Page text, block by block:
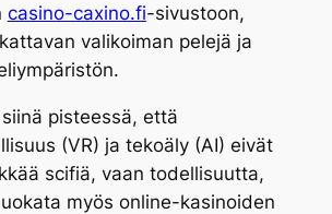
casino-caxino.fi-sivustoon,
valikoiman pelejä ja
pisteessä, että
(VR) ja tekoäly (AI) eivät
scifiä, vaan todellisuutta,
myös online-kasinoiden